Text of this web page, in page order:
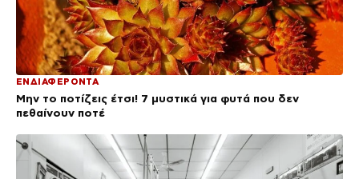
ΕΝΔΙΑΦΕΡΟΝΤΑ
Μην το ποτίζεις έτσι! 7 μυστικά για φυτά που δεν
πεθαίνουν ποτέ